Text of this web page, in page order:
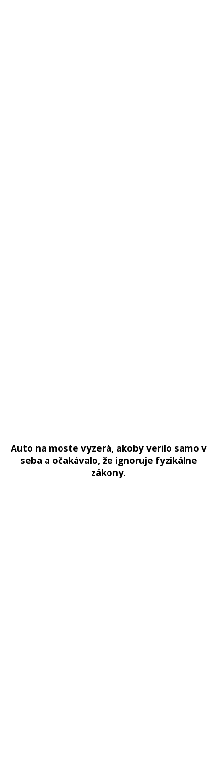
Auto na moste vyzerá, akoby verilo samo v
seba a očakávalo, že ignoruje fyzikálne
zákony.